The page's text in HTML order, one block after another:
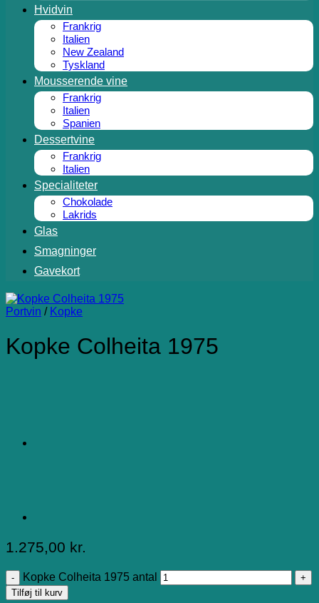
Hvidvin
Frankrig
Italien
New Zealand
Tyskland
Mousserende vine
Frankrig
Italien
Spanien
Dessertvine
Frankrig
Italien
Specialiteter
Chokolade
Lakrids
Glas
Smagninger
Gavekort
Portvin / Kopke
Kopke Colheita 1975
1.275,00 kr.
Kopke Colheita 1975 antal
Tilføj til kurv